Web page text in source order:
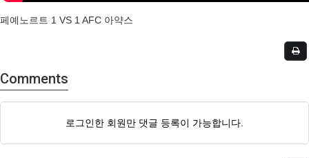
페예노르트 1 VS 1 AFC 아약스
Comments
로그인한 회원만 댓글 등록이 가능합니다.